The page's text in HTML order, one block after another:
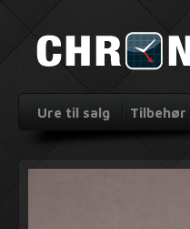
Ure til salg Tilbehør